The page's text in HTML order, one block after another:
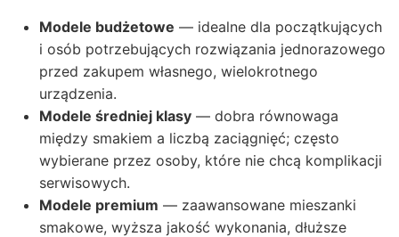
Modele budżetowe — idealne dla początkujących
i osób potrzebujących rozwiązania jednorazowego
przed zakupem własnego, wielokrotnego
urządzenia.
Modele średniej klasy — dobra równowaga
między smakiem a liczbą zaciągnięć; często
wybierane przez osoby, które nie chcą komplikacji
serwisowych.
Modele premium — zaawansowane mieszanki
smakowe, wyższa jakość wykonania, dłuższe